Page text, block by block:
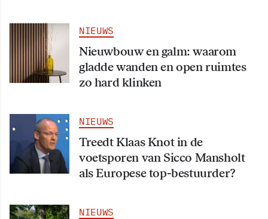
NIEUWS
Nieuwbouw en galm: waarom
gladde wanden en open ruimtes
zo hard klinken
NIEUWS
Treedt Klaas Knot in de
voetsporen van Sicco Mansholt
als Europese top-bestuurder?
NIEUWS